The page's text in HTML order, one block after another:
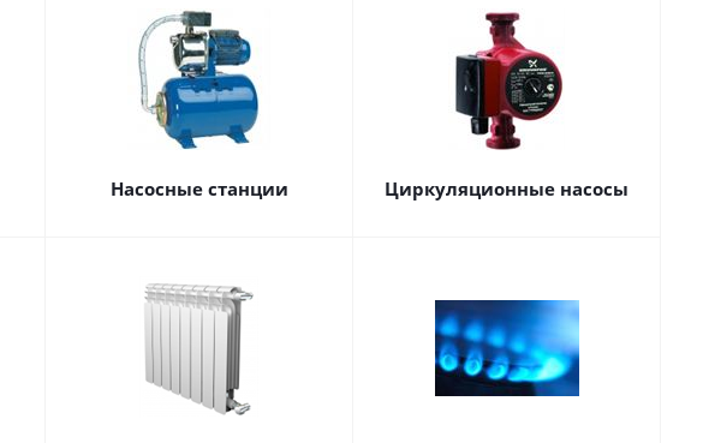
Насосные станции Циркуляционные насосы